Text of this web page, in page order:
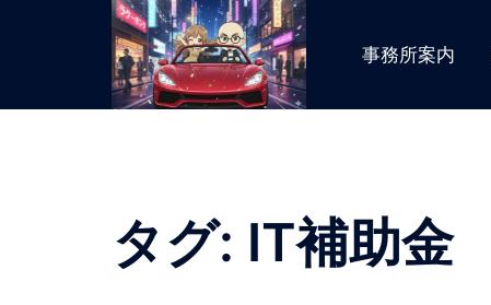
事務所案内
タグ: IT補助金